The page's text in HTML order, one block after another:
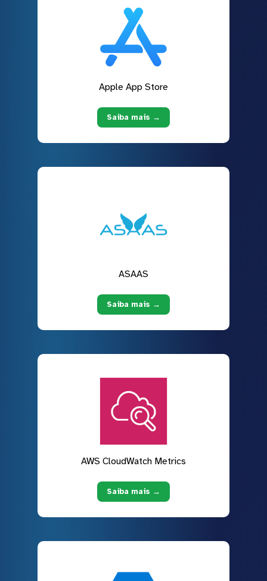
Apple App Store
Saiba mais →
ASAAS
Saiba mais →
AWS CloudWatch Metrics
Saiba mais →